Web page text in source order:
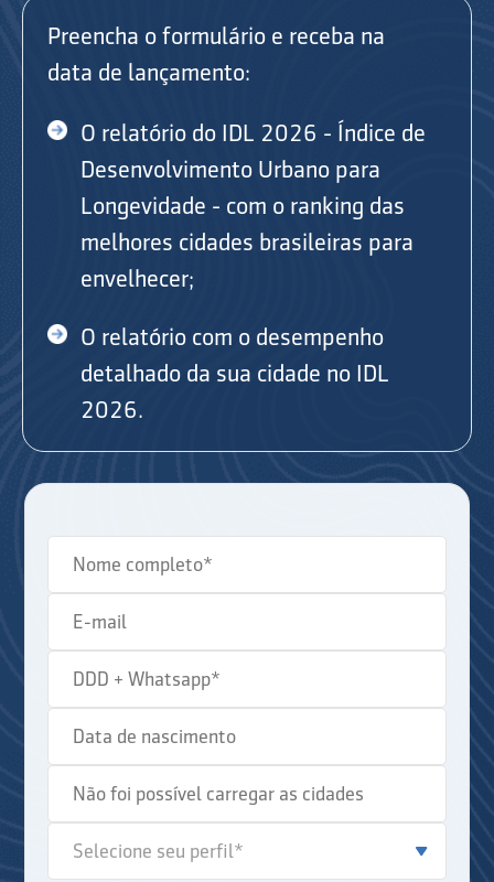
Preencha o formulário e receba na
data de lançamento:
O relatório do IDL 2026 - Índice de
Desenvolvimento Urbano para
Longevidade - com o ranking das
melhores cidades brasileiras para
envelhecer;
O relatório com o desempenho
detalhado da sua cidade no IDL
2026.